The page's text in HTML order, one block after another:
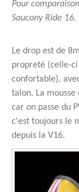
Pour
Saucony Ride 16.
Le drop est de
propreté (celle-ci
confortable),
talon. La
car on passe du
c'est toujours le
depuis la V16.